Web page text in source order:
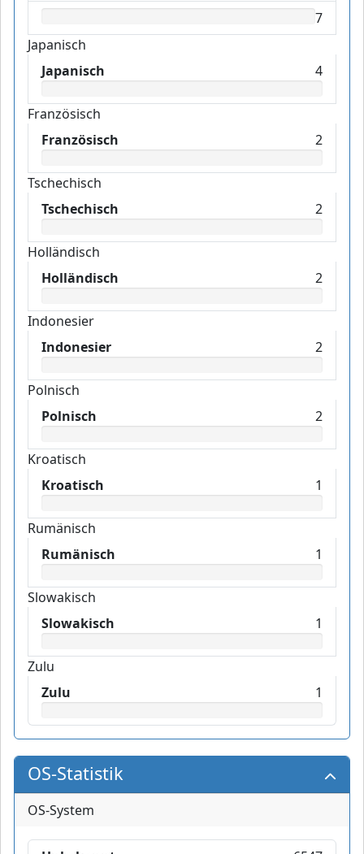
7
Japanisch
Japanisch
4
Französisch
Französisch
2
Tschechisch
Tschechisch
2
Holländisch
Holländisch
2
Indonesier
Indonesier
2
Polnisch
Polnisch
2
Kroatisch
Kroatisch
1
Rumänisch
Rumänisch
1
Slowakisch
Slowakisch
1
Zulu
Zulu
1
OS-Statistik
OS-System